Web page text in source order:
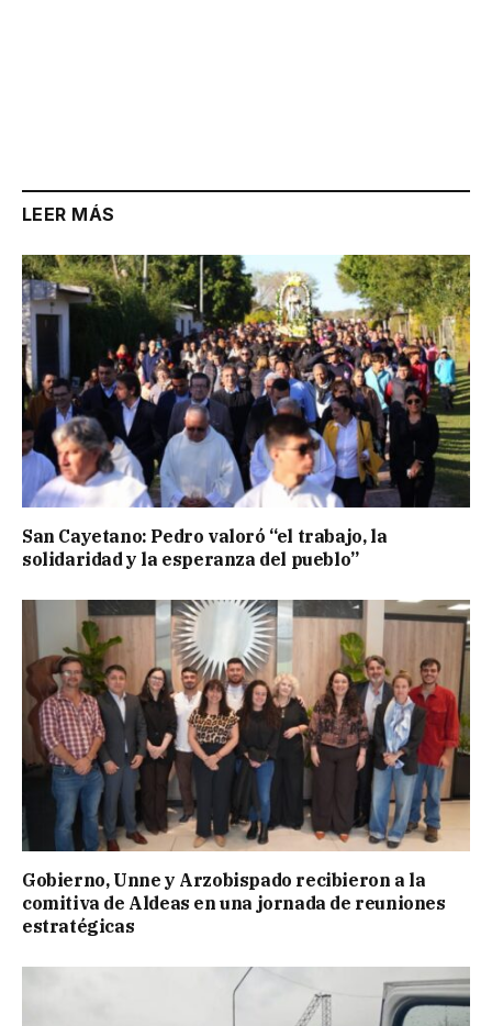
LEER MÁS
San Cayetano: Pedro valoró “el trabajo, la
solidaridad y la esperanza del pueblo”
Gobierno, Unne y Arzobispado recibieron a la
comitiva de Aldeas en una jornada de reuniones
estratégicas